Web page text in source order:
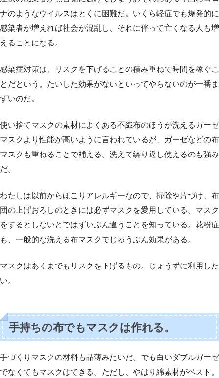
ナのようなウイルスはとくに困難だ。いくら軽症でも爆発的に
感染者が増えれば社会が混乱し、それに伴って亡くなる人も増
えることになる。
感染症対策は、リスクを下げることの積み重ねで時間を稼ぐこ
とだという。たいした効果がないといってやらないのが一番ま
ずいのだ。
使い捨てマスクの素材によくある不織布のほうが洗えるガーゼ
マスクより性能が高いように言われているが、ガーゼなどの布
マスクも重ねることで補える。洗えて繰り返し使えるのも強み
だ。
わたしは以前からほこりアレルギーなので、掃除や片づけ、布
団の上げおろしのときには必ずマスクを愛用している。マスク
をするとしないとではずいぶん違うことを知っている。花粉症
も、一般的な洗える布マスクでじゅうぶん効果がある。
マスクはあくまでもリスクを下げるもの。じょうずに利用した
い。
手持ちの布でもマスクは作れる。
手づくりマスクの材料も品薄みたいだ。でも白いダブルガーゼ
でなくてもマスクはできる。ただし、やはり綿素材がベスト。